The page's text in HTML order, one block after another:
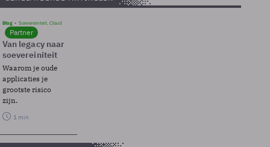
Blog Soevereinteit, Cloud
Partner
Van legacy naar
soevereiniteit
Waarom je oude
applicaties je
grootste risico
zijn.
1 min